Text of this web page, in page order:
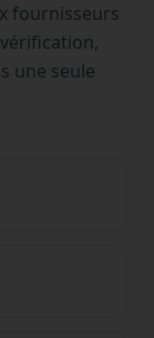
fournisseurs
une seule